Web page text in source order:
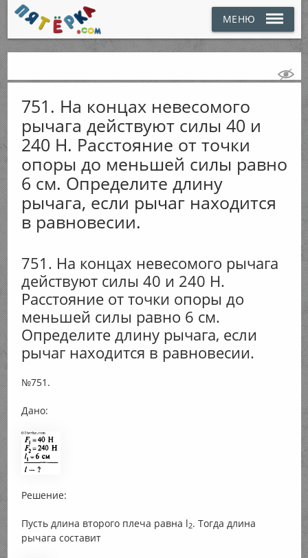
МЕНЮ
751. На концах невесомого
рычага действуют силы 40 и
240 Н. Расстояние от точки
опоры до меньшей силы равно
6 см. Определите длину
рычага, если рычаг находится
в равновесии.
751. На концах невесомого рычага
действуют силы 40 и 240 Н.
Расстояние от точки опоры до
меньшей силы равно 6 см.
Определите длину рычага, если
рычаг находится в равновесии.
№751.
Дано:
Решение:
Пусть длина второго плеча равна l2. Тогда длина
рычага составит